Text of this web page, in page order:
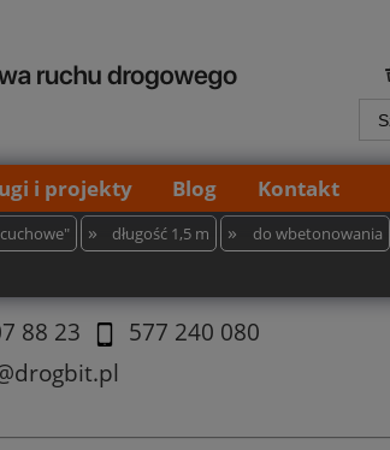
i projekty Blog Kontakt
» długość 1,5 m » do wbetonowania
88 23 577 240 080